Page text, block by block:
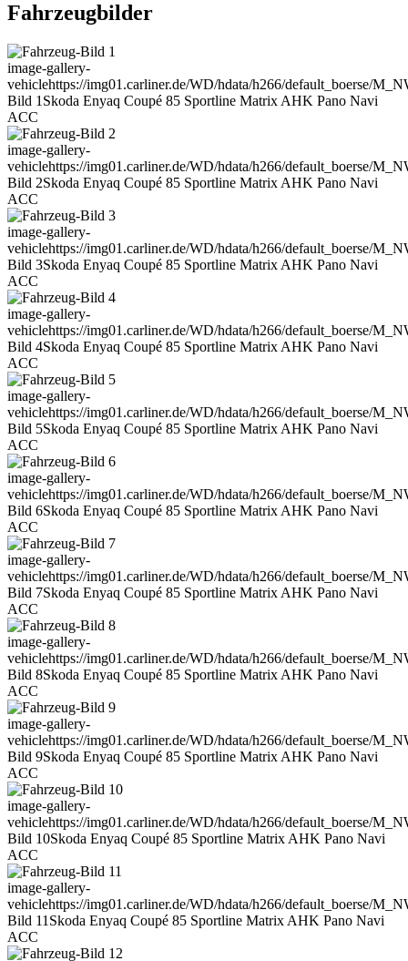
Fahrzeugbilder
image-gallery-
vehiclehttps://img01.carliner.de/WD/hdata/h266/default_boerse/
Bild 1 Skoda Enyaq Coupé 85 Sportline Matrix AHK Pano Navi
ACC
image-gallery-
vehiclehttps://img01.carliner.de/WD/hdata/h266/default_boerse/
Bild 2Skoda Enyaq Coupé 85 Sportline Matrix AHK Pano Navi
ACC
image-gallery-
vehiclehttps://img01.carliner.de/WD/hdata/h266/default_boerse/
Bild 3Skoda Enyaq Coupé 85 Sportline Matrix AHK Pano Navi
ACC
image-gallery-
vehiclehttps://img01.carliner.de/WD/hdata/h266/default_boerse/
Bild 4Skoda Enyaq Coupé 85 Sportline Matrix AHK Pano Navi
ACC
image-gallery-
vehiclehttps://img01.carliner.de/WD/hdata/h266/default_boerse/
Bild 5Skoda Enyaq Coupé 85 Sportline Matrix AHK Pano Navi
ACC
image-gallery-
vehiclehttps://img01.carliner.de/WD/hdata/h266/default_boerse/
Bild 6Skoda Enyaq Coupé 85 Sportline Matrix AHK Pano Navi
ACC
image-gallery-
vehiclehttps://img01.carliner.de/WD/hdata/h266/default_boerse/
Bild 7Skoda Enyaq Coupé 85 Sportline Matrix AHK Pano Navi
ACC
image-gallery-
vehiclehttps://img01.carliner.de/WD/hdata/h266/default_boerse/
Bild 8Skoda Enyaq Coupé 85 Sportline Matrix AHK Pano Navi
ACC
image-gallery-
vehiclehttps://img01.carliner.de/WD/hdata/h266/default_boerse/
Bild 9Skoda Enyaq Coupé 85 Sportline Matrix AHK Pano Navi
ACC
image-gallery-
vehiclehttps://img01.carliner.de/WD/hdata/h266/default_boerse/
Bild 10Skoda Enyaq Coupé 85 Sportline Matrix AHK Pano Navi
ACC
image-gallery-
vehiclehttps://img01.carliner.de/WD/hdata/h266/default_boerse/
Bild 11 Skoda Enyaq Coupé 85 Sportline Matrix AHK Pano Navi
ACC